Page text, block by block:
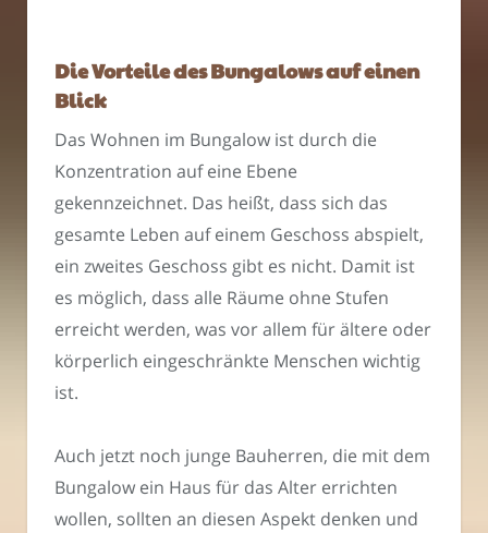
Die Vorteile des Bungalows auf einen
Blick
Das Wohnen im Bungalow ist durch die
Konzentration auf eine Ebene
gekennzeichnet. Das heißt, dass sich das
gesamte Leben auf einem Geschoss abspielt,
ein zweites Geschoss gibt es nicht. Damit ist
es möglich, dass alle Räume ohne Stufen
erreicht werden, was vor allem für ältere oder
körperlich eingeschränkte Menschen wichtig
ist.
Auch jetzt noch junge Bauherren, die mit dem
Bungalow ein Haus für das Alter errichten
wollen, sollten an diesen Aspekt denken und